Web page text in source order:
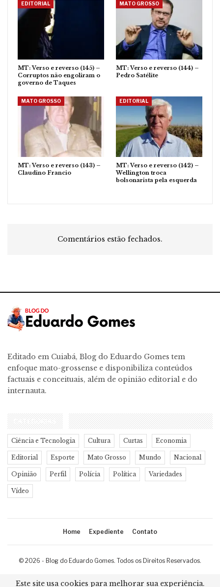
EDITORIAL
MT: Verso e reverso (145) –
Corruptos não engoliram o
governo de Taques
MATO GROSSO
MT: Verso e reverso (144) –
Pedro Satélite
MATO GROSSO
MT: Verso e reverso (143) –
Claudino Francio
EDITORIAL
MT: Verso e reverso (142) –
Wellington troca
bolsonarista pela esquerda
Comentários estão fechados.
Editado em Cuiabá, Blog do Eduardo Gomes tem
enfoque mato-grossense e disponibiliza conteúdos
factuais e conceituais, além de opinião editorial e do
internauta.
CATEGORIAS
Ciência e Tecnologia Cultura Curtas Economia
Editorial Esporte Mato Grosso Mundo Nacional
Opinião Perfil Polícia Política Variedades
Vídeo
Home Expediente Contato
© 2026 - Blog do Eduardo Gomes. Todos os Direitos Reservados.
Desenvolvimento:Ricard Cristian
Este site usa cookies para melhorar sua experiência.